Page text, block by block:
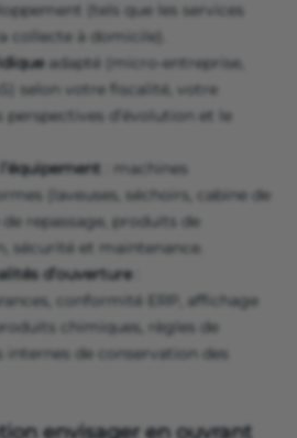
(tels que les services
collecte à domicile).
adapté (micro‑entreprise,
selon votre fiscalité, votre
d’évolution et le
: machines
(laveuses, séchoirs, cabine de
repassage, produits de
sécurité et maintenance.
d’ouverture:
conformité ERP, affichage
chimiques, règles de
internes de conservation des
envisager en ouvrant